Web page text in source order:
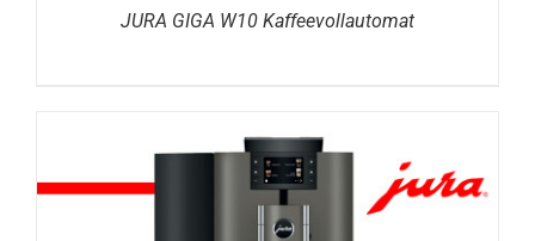
JURA GIGA W10 Kaffeevollautomat